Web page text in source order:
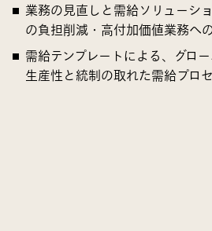
業務の見直しと需給ソリューシ
の負担削減・高付加価値業務へ
需給テンプレートによる、グロ
生産性と統制の取れた需給プロ